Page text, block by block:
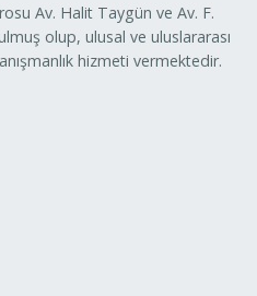
Av. Halit Taygün ve Av. F.
olup, ulusal ve uluslararası
hizmeti vermektedir.